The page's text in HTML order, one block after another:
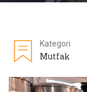
Kategori
Mutfak